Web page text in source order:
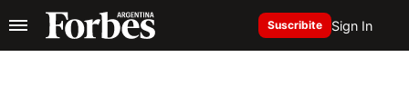
Suscribite Sign In